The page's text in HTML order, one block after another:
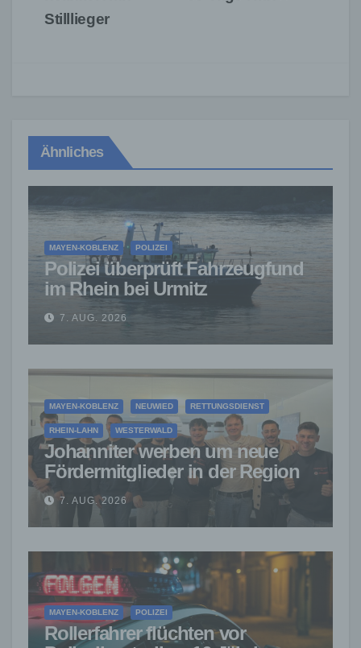
Stilllieger
Ähnliches
MAYEN-KOBLENZ POLIZEI
Polizei überprüft Fahrzeugfund
im Rhein bei Urmitz
7. AUG. 2026
MAYEN-KOBLENZ NEUWIED RETTUNGSDIENST
RHEIN-LAHN WESTERWALD
Johanniter werben um neue
Fördermitglieder in der Region
7. AUG. 2026
MAYEN-KOBLENZ POLIZEI
Rollerfahrer flüchten vor